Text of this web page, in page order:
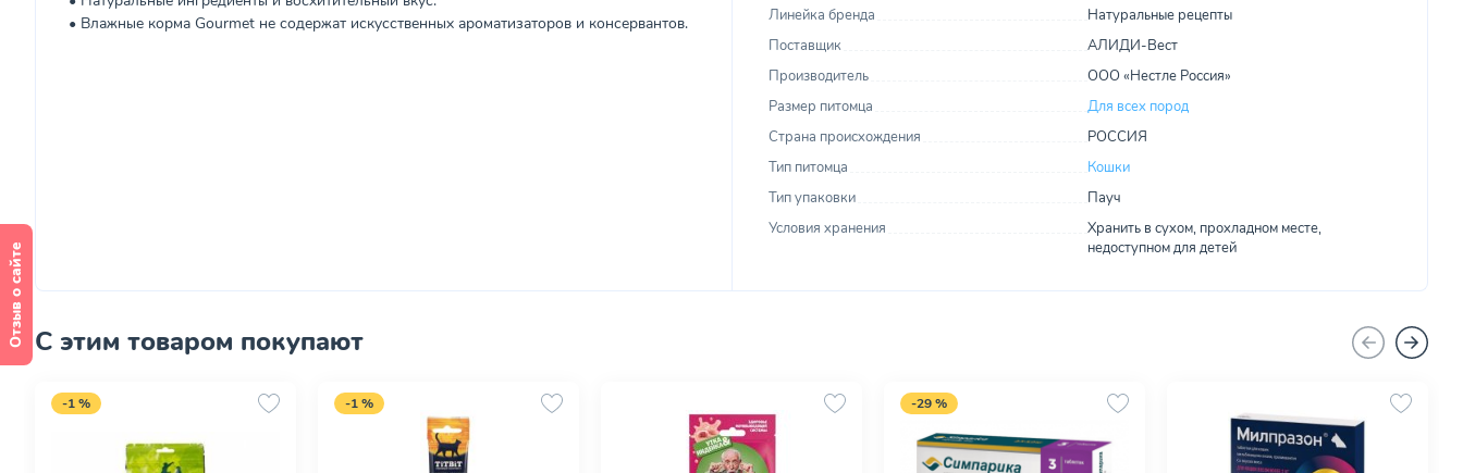
• Влажные корма Gourmet не содержат искусственных ароматизаторов и консервантов.
Линейка бренда
Натуральные рецепты
Поставщик
АЛИДИ-Вест
Производитель
ООО «Нестле Россия»
Размер питомца
Для всех пород
Страна происхождения
РОССИЯ
Тип питомца
Кошки
Тип упаковки
Пауч
Условия хранения
Хранить в сухом, прохладном месте,
недоступном для детей
С этим товаром покупают
-1 % -1 % -29 %
Отзыв о сайте